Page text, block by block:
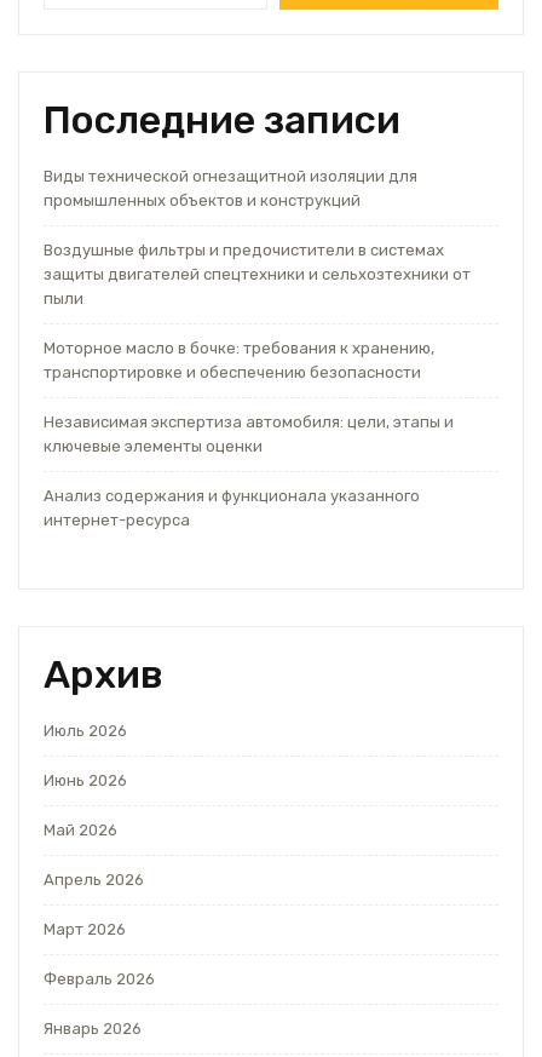
Последние записи
Виды технической огнезащитной изоляции для
промышленных объектов и конструкций
Воздушные фильтры и предочистители в системах
защиты двигателей спецтехники и сельхозтехники от
пыли
Моторное масло в бочке: требования к хранению,
транспортировке и обеспечению безопасности
Независимая экспертиза автомобиля: цели, этапы и
ключевые элементы оценки
Анализ содержания и функционала указанного
интернет-ресурса
Архив
Июль 2026
Июнь 2026
Май 2026
Апрель 2026
Март 2026
Февраль 2026
Январь 2026